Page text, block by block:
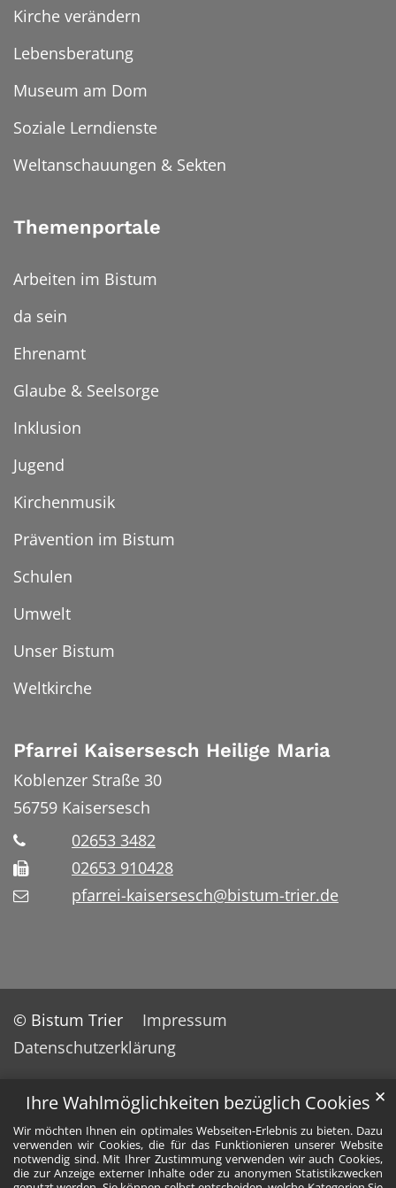
Ihre Wahlmöglichkeiten bezüglich Cookies
Wir möchten Ihnen ein optimales Webseiten-Erlebnis zu bieten. Dazu
verwenden wir Cookies, die für das Funktionieren unserer Website
notwendig sind. Mit Ihrer Zustimmung verwenden wir auch Cookies,
die zur Anzeige externer Inhalte oder zu anonymen Statistikzwecken
✕
Kirche verändern
Lebensberatung
Museum am Dom
Soziale Lerndienste
Weltanschauungen & Sekten
Themenportale
Arbeiten im Bistum
da sein
Ehrenamt
Glaube & Seelsorge
Inklusion
Jugend
Kirchenmusik
Prävention im Bistum
Schulen
Umwelt
Unser Bistum
Weltkirche
Pfarrei Kaisersesch Heilige Maria
Koblenzer Straße 30
56759 Kaisersesch
02653 3482
02653 910428
pfarrei-kaisersesch@bistum-trier.de
© Bistum Trier
Impressum
Datenschutzerklärung